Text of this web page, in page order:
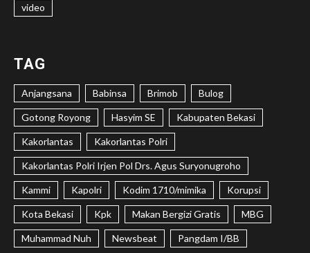
video
TAG
Anjangsana Babinsa Brimob Bulog
Gotong Royong Hasyim SE Kabupaten Bekasi
Kakorlantas Kakorlantas Polri
Kakorlantas Polri Irjen Pol Drs. Agus Suryonugroho
Kammi Kapolri Kodim 1710/mimika Korupsi
Kota Bekasi Kpk Makan Bergizi Gratis MBG
Muhammad Nuh Newsbeat Pangdam I/BB